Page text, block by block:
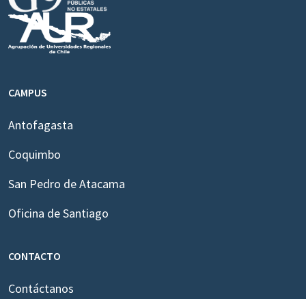
CAMPUS
Antofagasta
Coquimbo
San Pedro de Atacama
Oficina de Santiago
CONTACTO
Contáctanos